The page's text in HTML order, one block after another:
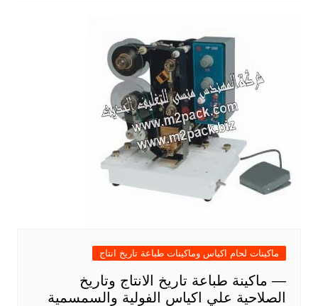
ماكينات لحام اكياس وماكينات طباعة تاريخ انتاج
— ماكينة طباعة تاريخ الانتاج وتاريخ
الصلاحية علي اكياس الفولية والسمسمية